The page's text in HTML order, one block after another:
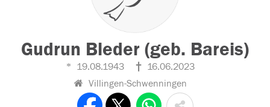
Gudrun Bleder (geb. Bareis)
19.08.1943
16.06.2023
Villingen-Schwenningen